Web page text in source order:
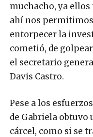
muchacho, ya
ahí nos
entorpecer la
cometió, de
el secretario
Davis Castro.
Pese a los
de Gabriela
cárcel, como si se